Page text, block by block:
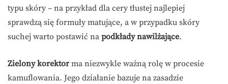
typu skóry – na przykład dla cery tłustej najlepiej
sprawdzą się formuły matujące, a w przypadku skóry
suchej warto postawić na podkłady nawilżające.
Zielony korektorma niezwykle ważną rolę w procesie
kamuflowania. Jego działanie bazuje na zasadzie